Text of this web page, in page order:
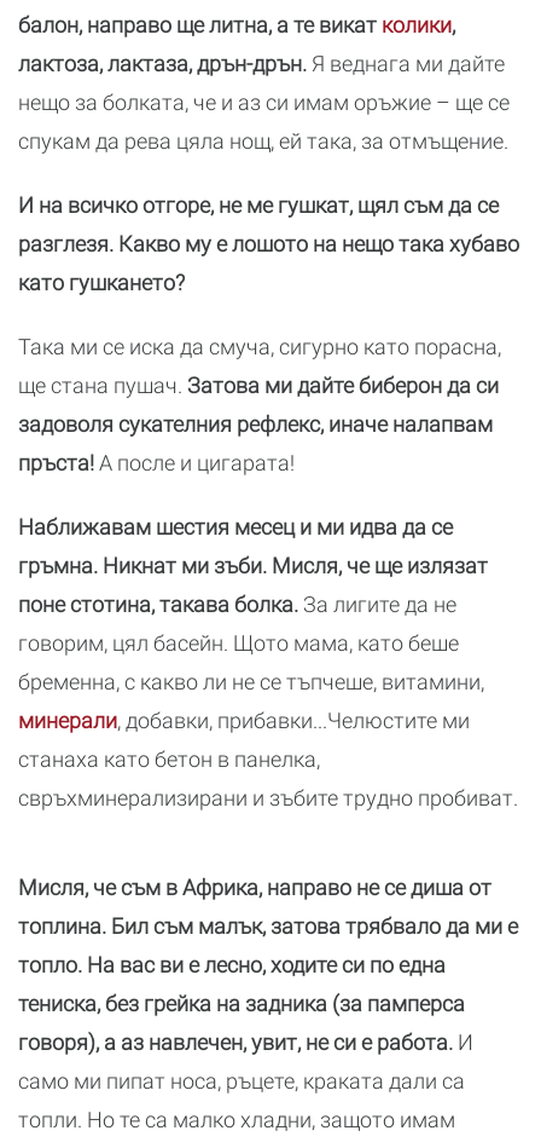
балон, направо ще литна, а те викат колики,
лактоза, лактаза, дрън-дрън. Я веднага ми дайте
нещо за болката, че и аз си имам оръжие – ще се
спукам да рева цяла нощ, ей така, за отмъщение.
И на всичко отгоре, не ме гушкат, щял съм да се
разглезя. Какво му е лошото на нещо така хубаво
като гушкането?
Така ми се иска да смуча, сигурно като порасна,
ще стана пушач. Затова ми дайте биберон да си
задоволя сукателния рефлекс, иначе налапвам
пръста!А после и цигарата!
Наближавам шестия месец и ми идва да се
гръмна. Никнат ми зъби. Мисля, че ще излязат
поне стотина, такава болка. За лигите да не
говорим, цял басейн. Щото мама, като беше
бременна, с какво ли не се тъпчеше, витамини,
минерали, добавки, прибавки...Челюстите ми
станаха като бетон в панелка,
свръхминерализирани и зъбите трудно пробиват.
Мисля, че съм в Африка, направо не се диша от
топлина. Бил съм малък, затова трябвало да ми е
топло. На вас ви е лесно, ходите си по една
тениска, без грейка на задника (за памперса
говоря), а аз навлечен, увит, не си е работа. И
само ми пипат носа, ръцете, краката дали са
топли. Но те са малко хладни, защото имам